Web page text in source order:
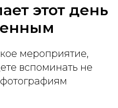
этот день
мероприятие,
вспоминать не